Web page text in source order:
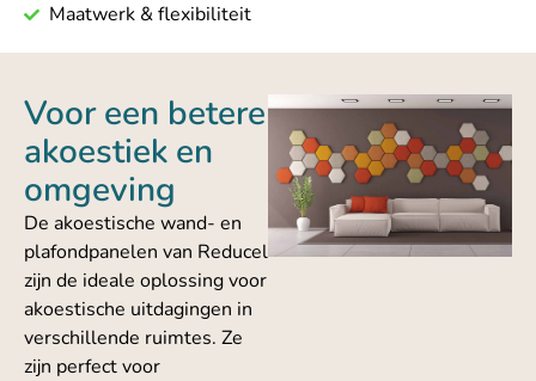
Maatwerk & flexibiliteit
Voor een betere
akoestiek en
omgeving
De akoestische wand- en
plafondpanelen van Reducel
zijn de ideale oplossing voor
akoestische uitdagingen in
verschillende ruimtes. Ze
zijn perfect voor